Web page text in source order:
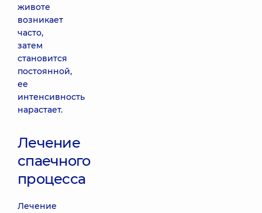
животе
возникает
часто,
затем
становится
постоянной,
ее
интенсивность
нарастает.
Лечение
спаечного
процесса
Лечение